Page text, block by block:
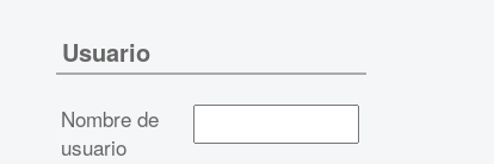
Usuario
Nombre de
usuario